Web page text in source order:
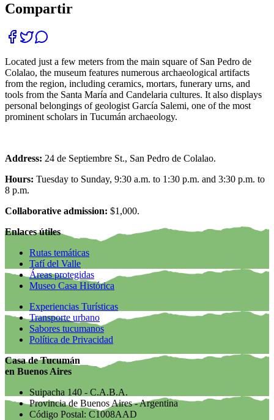
Compartir
Located just a few meters from the main square of San Pedro de
Colalao, the museum features numerous archaeological artifacts
from the region, including ceramics, mortars, funerary urns, and
tools from the Santa María and Candelaria cultures. It also displays
personal belongings of geologist García Salemi, one of the most
prominent scholars in Tucumán archaeology.
Address: 24 de Septiembre St., San Pedro de Colalao.
Hours: Tuesday to Sunday, 9:30 a.m. to 1:30 p.m. and 3:30 p.m. to
8 p.m.
Collaborative admission: $1,000.
Enlaces útiles
Rutas temáticas
Tafí del Valle
Áreas protegidas
Museo Casa Histórica
Experiencias Turísticas
Transporte urbano
Sabores tucumanos
Política de Privacidad
Casa de Tucumán
en Buenos Aires
Suipacha 140 - C.A.B.A.
Provincia de Buenos Aires - Argentina
Código Postal: C1008AAD